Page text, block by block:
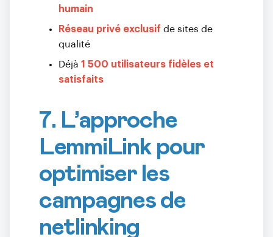
humain
Réseau privé exclusif de sites de
qualité
Déjà 1 500 utilisateurs fidèles et
satisfaits
7. L’approche
LemmiLink pour
optimiser les
campagnes de
netlinking